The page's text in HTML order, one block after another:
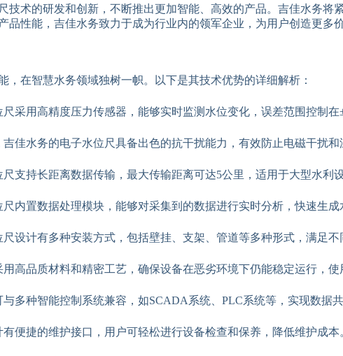
技术的研发和创新，不断推出更加智能、高效的产品。吉佳水务
品性能，吉佳水务致力于成为行业内的领军企业，为用户创造更多价
在智慧水务领域独树一帜。以下是其技术优势的详细解析：
采用高精度压力传感器，能够实时监测水位变化，误差范围控制在
佳水务的电子水位尺具备出色的抗干扰能力，有效防止电磁干扰和
支持长距离数据传输，最大传输距离可达5公里，适用于大型水利
内置数据处理模块，能够对采集到的数据进行实时分析，快速生
设计有多种安装方式，包括壁挂、支架、管道等多种形式，满足不
高品质材料和精密工艺，确保设备在恶劣环境下仍能稳定运行，使
多种智能控制系统兼容，如SCADA系统、PLC系统等，实现数据共
便捷的维护接口，用户可轻松进行设备检查和保养，降低维护成本